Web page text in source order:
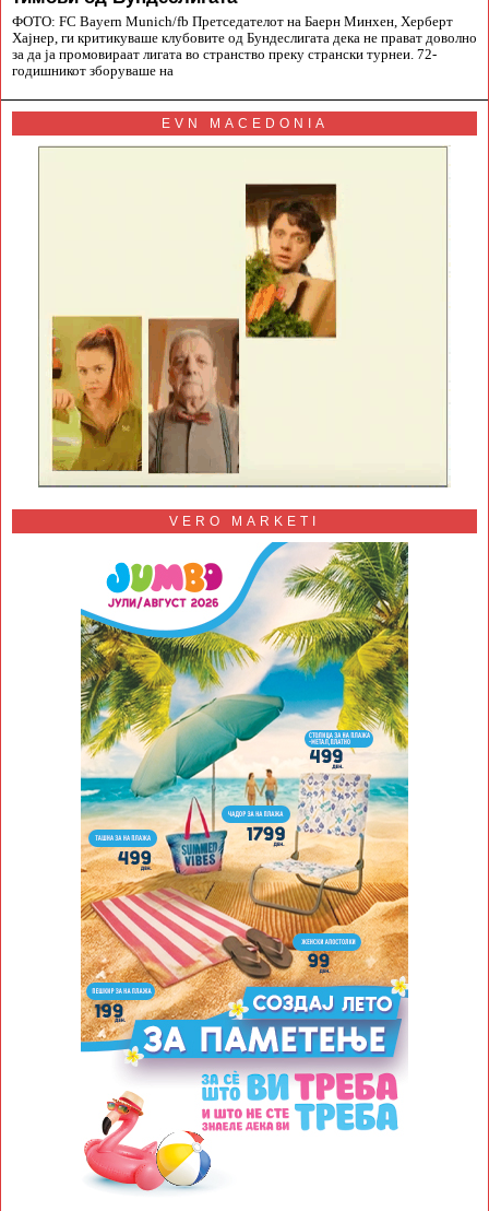
ФОТО: FC Bayern Munich/fb Претседателот на Баерн Минхен, Херберт
Хајнер, ги критикуваше клубовите од Бундеслигата дека не прават доволно
за да ја промовираат лигата во странство преку странски турнеи. 72-
годишникот зборуваше на
EVN MACEDONIA
VERO MARKETI